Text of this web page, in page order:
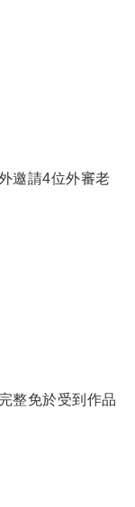
邀請4位外審老
整免於受到作品